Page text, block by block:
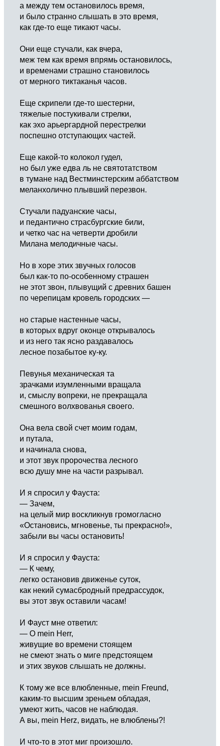
а между тем остановилось время,
и было странно слышать в это время,
как где-то еще тикают часы.
Они еще стучали, как вчера,
меж тем как время впрямь остановилось,
и временами страшно становилось
от мерного тиктаканья часов.
Еще скрипели где-то шестерни,
тяжелые постукивали стрелки,
как эхо арьергардной перестрелки
поспешно отступающих частей.
Еще какой-то колокол гудел,
но был уже едва ль не святотатством
в тумане над Вестминстерским аббатством
меланхолично плывший перезвон.
Стучали падуанские часы,
и педантично страсбургские били,
и четко час на четверти дробили
Милана мелодичные часы.
Но в хоре этих звучных голосов
был как-то по-особенному страшен
не этот звон, плывущий с древних башен
по черепицам кровель городских —
но старые настенные часы,
в которых вдруг оконце открывалось
и из него так ясно раздавалось
лесное позабытое ку-ку.
Певунья механическая та
зрачками изумленными вращала
и, смыслу вопреки, не прекращала
смешного волхвованья своего.
Она вела свой счет моим годам,
и путала,
и начинала снова,
и этот звук пророчества лесного
всю душу мне на части разрывал.
И я спросил у Фауста:
— Зачем,
на целый мир воскликнув громогласно
«Остановись, мгновенье, ты прекрасно!»,
забыли вы часы остановить!
И я спросил у Фауста:
— К чему,
легко остановив движенье суток,
как некий сумасбродный предрассудок,
вы этот звук оставили часам!
И Фауст мне ответил:
— O mein Herr,
живущие во времени стоящем
не смеют знать о миге предстоящем
и этих звуков слышать не должны.
К тому же все влюбленные, mein Freund,
каким-то высшим зреньем обладая,
умеют жить, часов не наблюдая.
А вы, mein Herz, видать, не влюблены?!
И что-то в этот миг произошло.